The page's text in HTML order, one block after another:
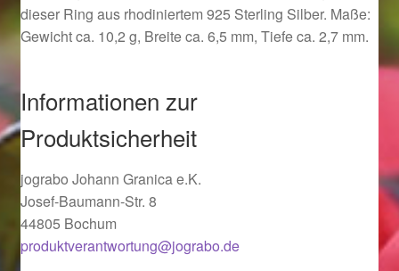
Ostergeschenke finden für Ostern 2019
Ostergeschenke finden für Ostern 2021
Partner
Shop
dieser Ring aus rhodiniertem 925 Sterling Silber. Maße:
Gewicht ca. 10,2 g, Breite ca. 6,5 mm, Tiefe ca. 2,7 mm.
Informationen zur
Produktsicherheit
jograbo Johann Granica e.K.
Josef-Baumann-Str. 8
44805 Bochum
produktverantwortung@jograbo.de